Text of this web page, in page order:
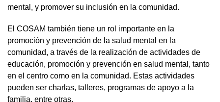
mental, y promover su inclusión en la comunidad.
El COSAM también tiene un rol importante en la
promoción y prevención de la salud mental en la
comunidad, a través de la realización de actividades de
educación, promoción y prevención en salud mental, tanto
en el centro como en la comunidad. Estas actividades
pueden ser charlas, talleres, programas de apoyo a la
familia, entre otras.